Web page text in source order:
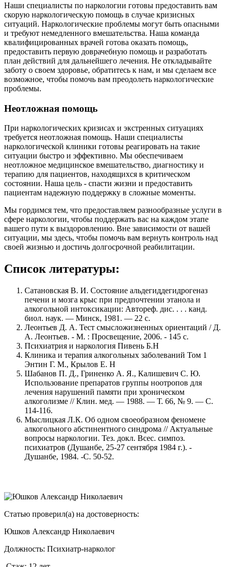
Наши специалисты по наркологии готовы предоставить вам
скорую наркологическую помощь в случае кризисных
ситуаций. Наркологические проблемы могут быть опасными
и требуют немедленного вмешательства. Наша команда
квалифицированных врачей готова оказать помощь,
предоставить первую доврачебную помощь и разработать
план действий для дальнейшего лечения. Не откладывайте
заботу о своем здоровье, обратитесь к нам, и мы сделаем все
возможное, чтобы помочь вам преодолеть наркологические
проблемы.
Неотложная помощь
При наркологических кризисах и экстренных ситуациях
требуется неотложная помощь. Наши специалисты
наркологической клиники готовы реагировать на такие
ситуации быстро и эффективно. Мы обеспечиваем
неотложное медицинское вмешательство, диагностику и
терапию для пациентов, находящихся в критическом
состоянии. Наша цель - спасти жизни и предоставить
пациентам надежную поддержку в сложные моменты.
Мы гордимся тем, что предоставляем разнообразные услуги в
сфере наркологии, чтобы поддержать вас на каждом этапе
вашего пути к выздоровлению. Вне зависимости от вашей
ситуации, мы здесь, чтобы помочь вам вернуть контроль над
своей жизнью и достичь долгосрочной реабилитации.
Список литературы:
Сатановская В. И. Состояние альдегиддегидрогеназ
печени и мозга крыс при предпочтении этанола и
алкогольной интоксикации: Автореф. дис. . . . канд.
биол. наук. — Минск, 1981. — 22 с.
Леонтьев Д. А. Тест смысложизненных ориентаций / Д.
А. Леонтьев. - М. : Просвещение, 2006. - 145 с.
Психиатрия и наркология Пивень Б.Н
Клиника и терапия алкогольных заболеваний Том 1
Энтин Г. М., Крылов Е. Н
Шабанов П. Д., Гриненко А. Я., Калишевич С. Ю.
Использование препаратов группы ноотропов для
лечения нарушений памяти при хроническом
алкоголизме // Клин. мед. — 1988. — Т. 66, № 9. — С.
114-116.
Мыслицкая Л.К. Об одном своеобразном феномене
алкогольного абстинентного синдрома // Актуальные
вопросы наркологии. Тез. докл. Всес. симпоз.
психиатров (Душанбе, 25-27 сентября 1984 г.). -
Душанбе, 1984. -С. 50-52.
Статью проверил(а) на достоверность:
Юшков Александр Николаевич
Должность: Психиатр-нарколог